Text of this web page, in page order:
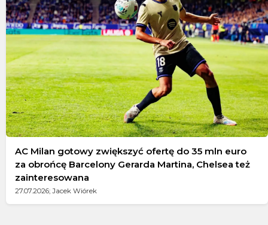
AC Milan gotowy zwiększyć ofertę do 35 mln euro
za obrońcę Barcelony Gerarda Martina, Chelsea też
zainteresowana
27.07.2026; Jacek Wiórek